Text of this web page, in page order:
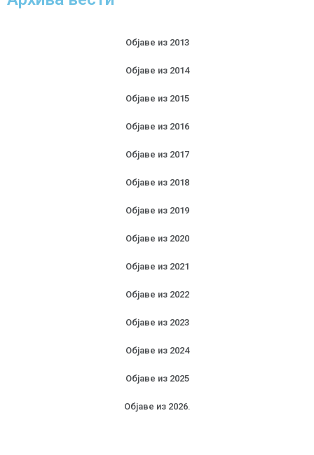
Објаве из 2013
Објаве из 2014
Објаве из 2015
Објаве из 2016
Објаве из 2017
Објаве из 2018
Објаве из 2019
Објаве из 2020
Објаве из 2021
Објаве из 2022
Објаве из 2023
Објаве из 2024
Објаве из 2025
Објаве из 2026.